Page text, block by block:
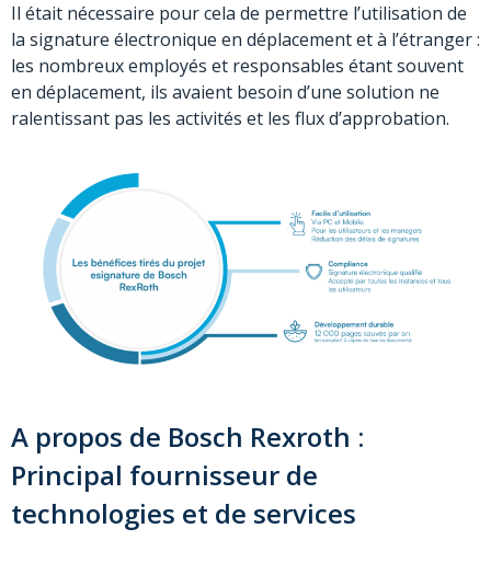
Il était nécessaire pour cela de permettre l’utilisation de
la signature électronique en déplacement et à l’étranger :
les nombreux employés et responsables étant souvent
en déplacement, ils avaient besoin d’une solution ne
ralentissant pas les activités et les flux d’approbation.
A propos de Bosch Rexroth :
Principal fournisseur de
technologies et de services